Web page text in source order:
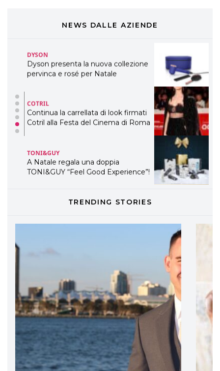
NEWS DALLE AZIENDE
WELLNESS CONGRESS 2022: I
DYSON
Dyson presenta la nuova collezione
pervinca e rosé per Natale
COTRIL
Continua la carrellata di look firmati
Cotril alla Festa del Cinema di Roma
TONI&GUY
A Natale regala una doppia
TONI&GUY “Feel Good Experience”!
LABEL.M lancia la sua innovativa ed
professionali
TRENDING STORIES